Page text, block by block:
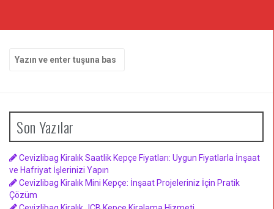
yap:
Son Yazılar
Cevizlibag Kiralık Saatlik Kepçe Fiyatları: Uygun Fiyatlarla İnşaat
ve Hafriyat İşlerinizi Yapın
Cevizlibag Kiralık Mini Kepçe: İnşaat Projeleriniz İçin Pratik
Çözüm